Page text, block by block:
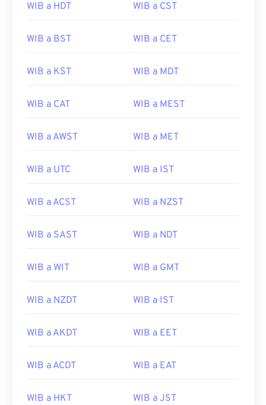
WIB a HDT WIB a CST
WIB a BST WIB a CET
WIB a KST WIB a MDT
WIB a CAT WIB a MEST
WIB a AWST WIB a MET
WIB a UTC WIB a IST
WIB a ACST WIB a NZST
WIB a SAST WIB a NDT
WIB a WIT WIB a GMT
WIB a NZDT WIB a IST
WIB a AKDT WIB a EET
WIB a ACDT WIB a EAT
WIB a HKT WIB a JST